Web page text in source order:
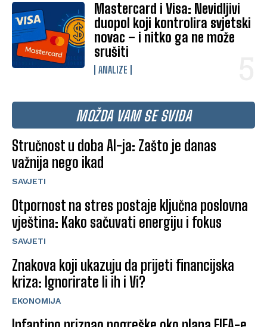
Mastercard i Visa: Nevidljivi
duopol koji kontrolira svjetski
novac – i nitko ga ne može
srušiti
ANALIZE
MOŽDA VAM SE SVIĐA
Stručnost u doba AI-ja: Zašto je danas
važnija nego ikad
SAVJETI
Otpornost na stres postaje ključna poslovna
vještina: Kako sačuvati energiju i fokus
SAVJETI
Znakova koji ukazuju da prijeti financijska
kriza: Ignorirate li ih i Vi?
EKONOMIJA